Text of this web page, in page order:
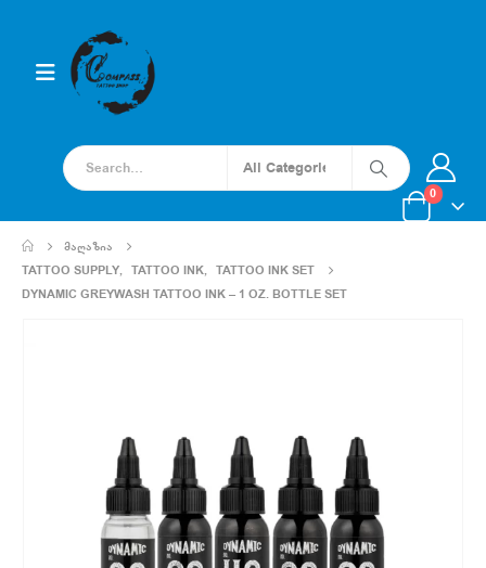
0
ᲛᲐᲦᲐᲖᲘᲐ
TATTOO SUPPLY, TATTOO INK, TATTOO INK SET
DYNAMIC GREYWASH TATTOO INK – 1 OZ. BOTTLE SET